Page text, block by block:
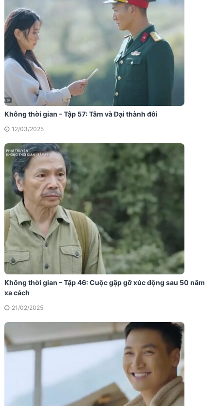
Không thời gian – Tập 57: Tâm và Đại thành đôi
12/03/2025
Không thời gian – Tập 46: Cuộc gặp gỡ xúc động sau 50 năm
xa cách
21/02/2025